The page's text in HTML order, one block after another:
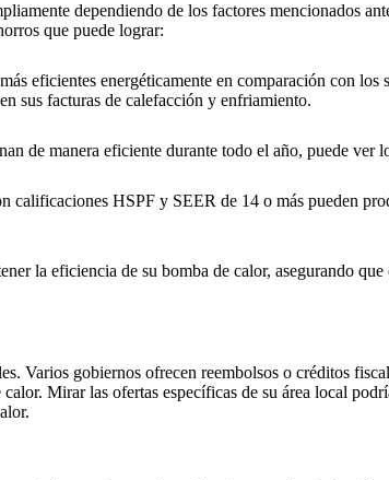
dependiendo de los factores mencionados
que puede lograr:
eficientes energéticamente en comparación con los
sus facturas de calefacción y enfriamiento.
de manera eficiente durante todo el año, puede ver
calificaciones HSPF y SEER de 14 o más pueden
la eficiencia de su bomba de calor, asegurando
Varios gobiernos ofrecen reembolsos o créditos
Mirar las ofertas específicas de su área local